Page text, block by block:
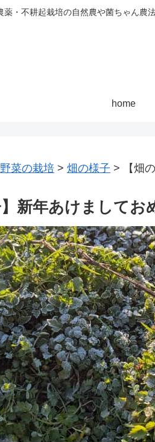
薬・不耕起栽培の自然農や菌ちゃん農
home
野菜の栽培 > 畑の様子 > 【畑
】新年あけまして